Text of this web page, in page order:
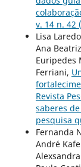
v. 14 n. 42
Lisa
Ana
Euripedes
Ferriani,
Revista
saberes
pesquisa
Fernanda
André